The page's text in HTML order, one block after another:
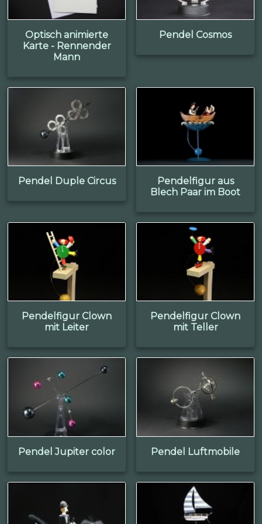
Optisch animierte
Karte - Rennender
Mann
Pendel Cosmos
Pendel Duple Circus
Pendelfigur aus
Blech Paar im Boot
Pendelfigur Clown
mit Leiter
Pendelfigur Clown
mit Teller
Pendel Jupiter color Pendel Luftmobile